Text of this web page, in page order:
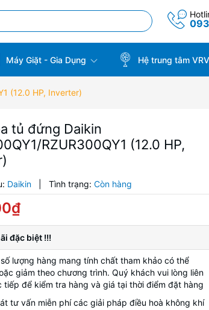
Máy Giặt - Gia Dụng Hệ trung tâm
(12.0 HP, Inverter)
tủ đứng Daikin
RZUR300QY1 (12.0 HP,
Daikin Tình trạng: Còn hàng
đặc biệt !!!
lượng hàng mang tính chất tham khảo có thể
giảm theo chương trình. Quý khách vui lòng liên
tiếp để kiểm tra hàng và giá tại thời điểm đặt hàng
tư vấn miễn phí các giải pháp điều hoà không khí